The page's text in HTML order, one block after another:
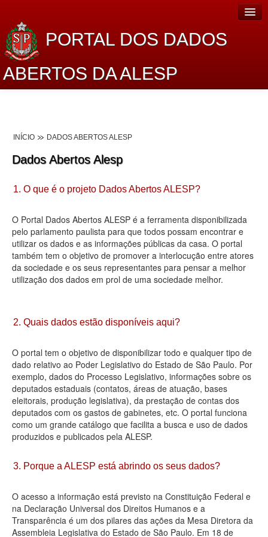
PORTAL DOS DADOS
ABERTOS DA ALESP
Lei de Acesso à Informação
Dados Governamentais Abertos
Planejamento
Catálogo de dados
Processo Legislativo
Deputados Estaduais
Agenda
Perguntas frequentes
Contato
INÍCIO DADOS ABERTOS ALESP
Dados Abertos Alesp
1. O que é o projeto Dados Abertos ALESP?
O Portal Dados Abertos ALESP é a ferramenta disponibilizada
pelo parlamento paulista para que todos possam encontrar e
utilizar os dados e as informações públicas da casa. O portal
também tem o objetivo de promover a interlocução entre atores
da sociedade e os seus representantes para pensar a melhor
utilização dos dados em prol de uma sociedade melhor.
2. Quais dados estão disponíveis aqui?
O portal tem o objetivo de disponibilizar todo e qualquer tipo de
dado relativo ao Poder Legislativo do Estado de São Paulo. Por
exemplo, dados do Processo Legislativo, informações sobre os
deputados estaduais (contatos, áreas de atuação, bases
eleitorais, produção legislativa), da prestação de contas dos
deputados com os gastos de gabinetes, etc. O portal funciona
como um grande catálogo que facilita a busca e uso de dados
produzidos e publicados pela ALESP.
3. Porque a ALESP está abrindo os seus dados?
O acesso a informação está previsto na Constituição Federal e
na Declaração Universal dos Direitos Humanos e a
Transparência é um dos pilares das ações da Mesa Diretora da
Assembleia Legislativa do Estado de São Paulo. Em 18 de